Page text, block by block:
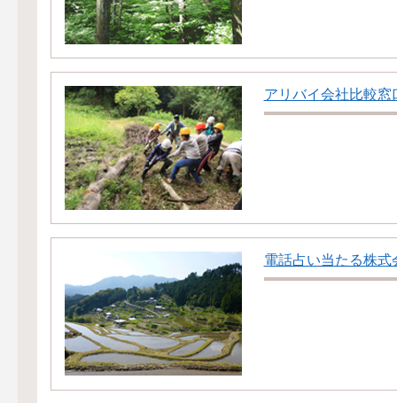
アリバイ会社比較窓
電話占い当たる株式